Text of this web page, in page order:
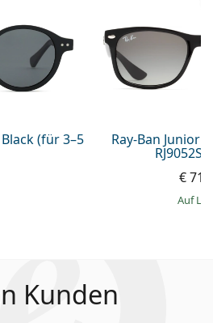
(für 3–5 Ray-Ban Junior
RJ9052S
€
auf
Kunden